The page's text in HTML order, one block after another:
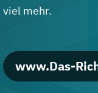
viel mehr.
www.Das-